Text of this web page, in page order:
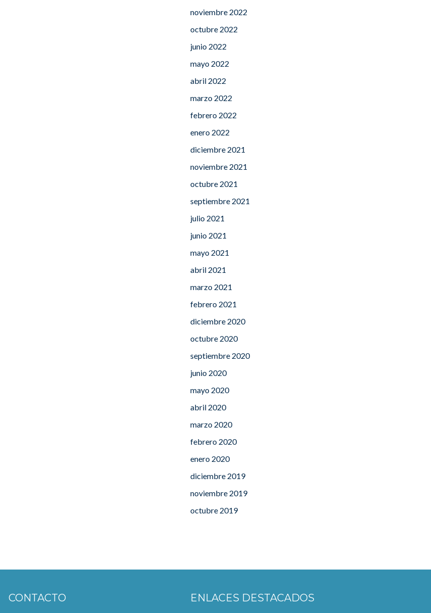
noviembre 2022
octubre 2022
junio 2022
mayo 2022
abril 2022
marzo 2022
febrero 2022
enero 2022
diciembre 2021
noviembre 2021
octubre 2021
septiembre 2021
julio 2021
junio 2021
mayo 2021
abril 2021
marzo 2021
febrero 2021
diciembre 2020
octubre 2020
septiembre 2020
junio 2020
mayo 2020
abril 2020
marzo 2020
febrero 2020
enero 2020
diciembre 2019
noviembre 2019
octubre 2019
CONTACTO ENLACES DESTACADOS